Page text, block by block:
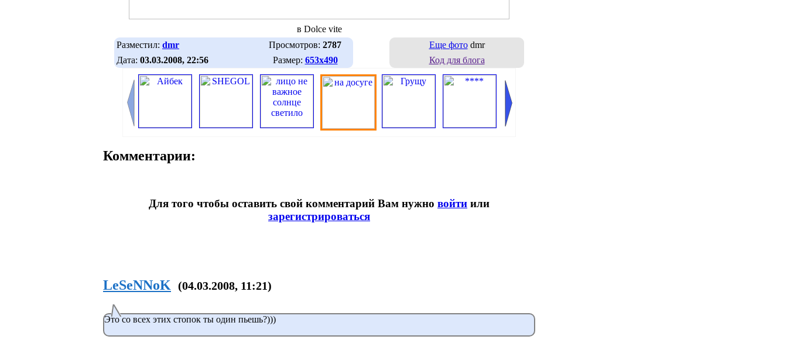
в Dolce vite
Разместил: dmr Просмотров: 2787
Дата: 03.03.2008, 22:56 Размер: 653х490
Еще фотоdmr
Код для блога
Комментарии:
Для того чтобы оставить свой комментарий Вам нужно войти или
зарегистрироваться
LeSeNNoK (04.03.2008, 11:21)
Это со всех этих стопок ты один пьешь?)))